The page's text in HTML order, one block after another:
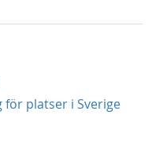
för platser i Sverige